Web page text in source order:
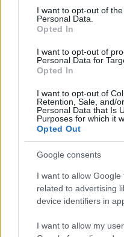
consent section.
I want to opt-out of
Personal Data.
Opted In
I want to opt-out of
Personal Data for
Opted In
I want to opt-out of
Retention, Sale, and/
Personal Data that Is
Purposes for which it
Opted Out
Google consents
I want to allow
related to advertising
device identifiers in
I want to allow my
Egy újabb nap a
képriport
világevő•2011. szeptember 14.
Ma (szerdán) is épp a
eddigi tudósítások itt),
besűrűsödni a
gasztrokalandja előtt 5
ezelőtt készültek, és
JÁTÉK! Keresd
világevő• 2011. szeptember 13.